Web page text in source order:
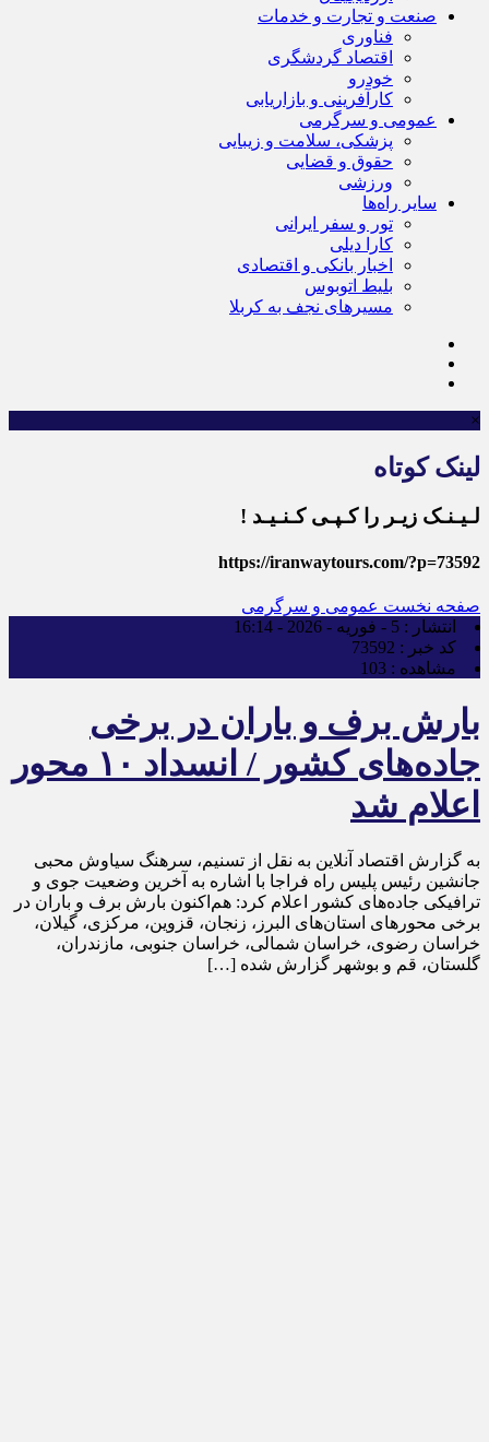
صنعت و تجارت و خدمات
فناوری
اقتصاد گردشگری
خودرو
کارآفرینی و بازاریابی
عمومی و سرگرمی
پزشکی، سلامت و زیبایی
حقوق و قضایی
ورزشی
سایر راه‌ها
تور و سفر ایرانی
کارا دیلی
اخبار بانکی و اقتصادی
بلیط اتوبوس
مسیرهای نجف به کربلا
×
لینک کوتاه
لـیـنـک زیـر را کـپـی کـنـیـد !
https://iranwaytours.com/?p=73592
صفحه نخست عمومی و سرگرمی
انتشار : 5 - فوریه - 2026 - 16:14
کد خبر : 73592
مشاهده : 103
بارش برف و باران در برخی
جاده‌های کشور / انسداد ۱۰ محور
اعلام شد
به گزارش اقتصاد آنلاین به نقل از تسنیم، سرهنگ سیاوش محبی
جانشین رئیس پلیس راه فراجا با اشاره به آخرین وضعیت جوی و
ترافیکی جاده‌های کشور اعلام کرد: هم‌اکنون بارش برف و باران در
برخی محورهای استان‌های البرز، زنجان، قزوین، مرکزی، گیلان،
خراسان رضوی، خراسان شمالی، خراسان جنوبی، مازندران،
گلستان، قم و بوشهر گزارش شده […]